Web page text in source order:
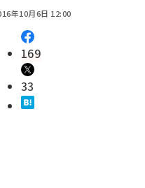
年10月6日 12:00
169
33